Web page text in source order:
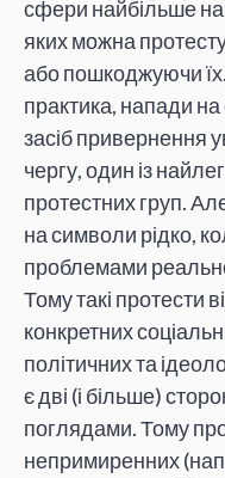
сфери найбільше
яких можна
або пошкоджуючи
практика, напади
засіб привернення
чергу, один із
протестних груп.
на символи рідко,
проблемами
Тому такі протести
конкретних
політичних та
є дві (і більше)
поглядами. Тому
непримиренних